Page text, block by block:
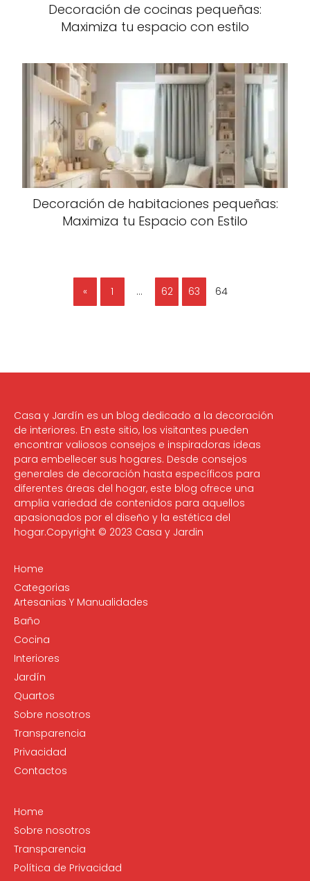
Decoración de cocinas pequeñas:
Maximiza tu espacio con estilo
Decoración de habitaciones pequeñas:
Maximiza tu Espacio con Estilo
« 1 … 62 63 64
Casa y Jardín es un blog dedicado a la decoración
de interiores. En este sitio, los visitantes pueden
encontrar valiosos consejos e inspiradoras ideas
para embellecer sus hogares. Desde consejos
generales de decoración hasta específicos para
diferentes áreas del hogar, este blog ofrece una
amplia variedad de contenidos para aquellos
apasionados por el diseño y la estética del
hogar.Copyright © 2023 Casa y Jardin
Home
Categorias
Artesanias Y Manualidades
Baño
Cocina
Interiores
Jardín
Quartos
Sobre nosotros
Transparencia
Privacidad
Contactos
Home
Sobre nosotros
Transparencia
Política de Privacidad